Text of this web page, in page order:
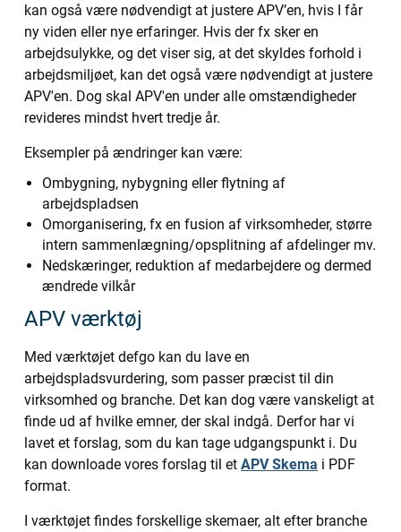
kan også være nødvendigt at justere APV’en, hvis I får
ny viden eller nye erfaringer. Hvis der fx sker en
arbejdsulykke, og det viser sig, at det skyldes forhold i
arbejdsmiljøet, kan det også være nødvendigt at justere
APV'en. Dog skal APV'en under alle omstændigheder
revideres mindst hvert tredje år.
Eksempler på ændringer kan være:
Ombygning, nybygning eller flytning af
arbejdspladsen
Omorganisering, fx en fusion af virksomheder, større
intern sammenlægning/opsplitning af afdelinger mv.
Nedskæringer, reduktion af medarbejdere og dermed
ændrede vilkår
APV værktøj
Med værktøjet defgo kan du lave en
arbejdspladsvurdering, som passer præcist til din
virksomhed og branche. Det kan dog være vanskeligt at
finde ud af hvilke emner, der skal indgå. Derfor har vi
lavet et forslag, som du kan tage udgangspunkt i. Du
kan downloade vores forslag til etAPV Skema i PDF
format.
I værktøjet findes forskellige skemaer, alt efter branche